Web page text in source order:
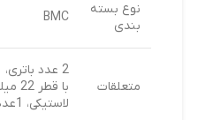
نوع بسته
بندی
BMC
متعلقات
لاستیکی، 1عدد پین استوانه ای روکش